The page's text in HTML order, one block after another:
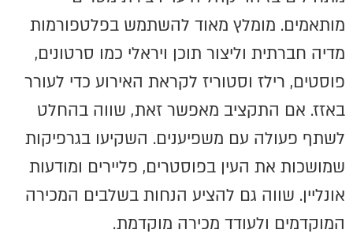
מותאמים. מומלץ מאוד להשתמש בפלטפורמות
מדיה חברתית וליצור תוכן ויראלי כמו סרטונים,
פוסטים, רילז וסטוריז לקראת האירוע כדי לעורר
באזז. אם התקציב מאפשר זאת, שווה בהחלט
לשתף פעולה עם משפיענים. השקיעו בגרפיקות
שמושכות את העין בפוסטרים, פליירים ומודעות
אונליין. שווה גם להציע הנחות בשלבים המכירה
המוקדמים ולעודד מכירה מוקדמת.